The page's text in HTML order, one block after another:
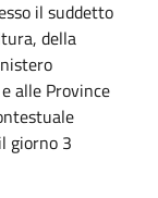
il suddetto
della
alle Province
giorno 3